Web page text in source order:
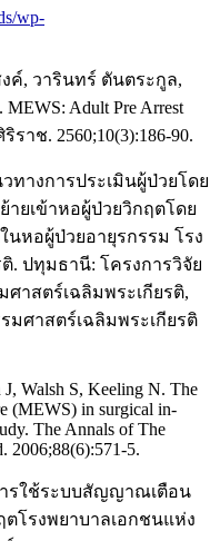
wp-
ค์, วารินทร์ ตันตระกูล,
Adult Pre Arrest
าช. 2560;10(3):186-90.
ทางการประเมินผู้ป่วยโดย
ยเข้าหอผู้ป่วยวิกฤตโดย
นหอผู้ป่วยอายุรกรรม โรง
. ปทุมธานี: โครงการวิจัย
าสตร์เฉลิมพระเกียรติ,
ศาสตร์เฉลิมพระเกียรติ
Walsh S, Keeling N. The
(MEWS) in surgical in-
The Annals of The
2006;88(6):571-5.
รใช้ระบบสัญญาณเตือน
โรงพยาบาลเอกชนแห่ง